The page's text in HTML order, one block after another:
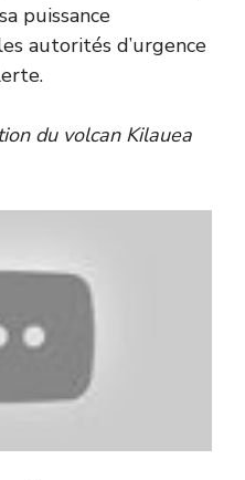
puissance
autorités d’urgence
du volcan Kilauea